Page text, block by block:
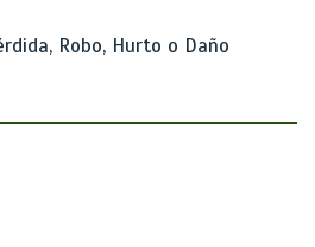
Robo, Hurto o Daño